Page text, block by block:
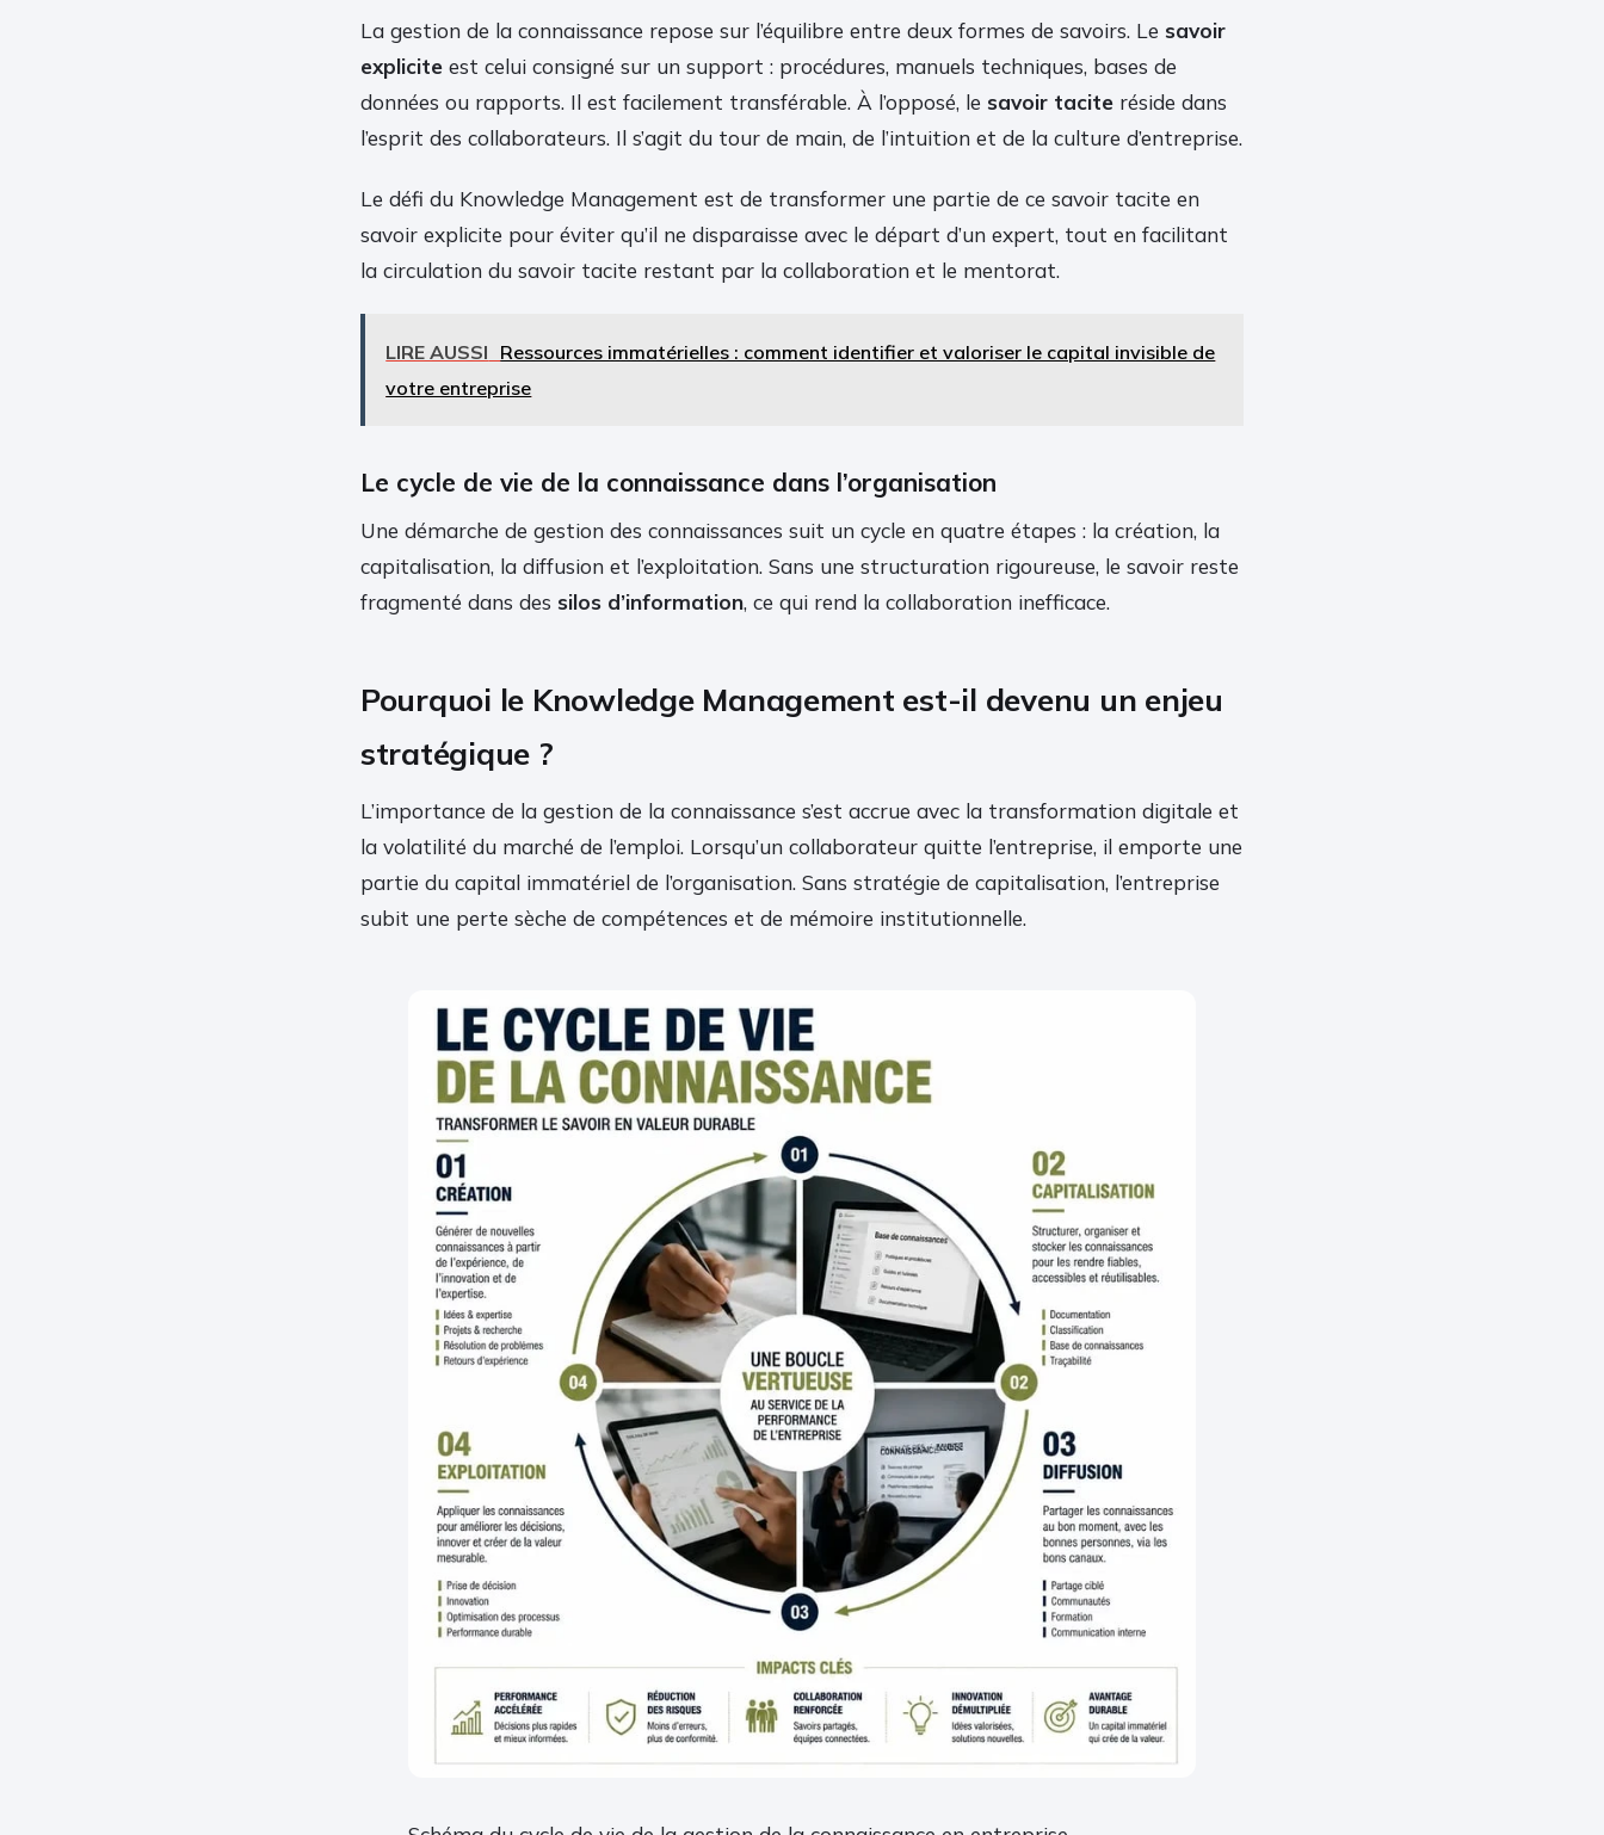
La gestion de la connaissance repose sur l’équilibre entre deux formes de savoirs. Le savoir
explicite est celui consigné sur un support : procédures, manuels techniques, bases de
données ou rapports. Il est facilement transférable. À l’opposé, le savoir tacite réside dans
l’esprit des collaborateurs. Il s’agit du tour de main, de l’intuition et de la culture d’entreprise.
Le défi du Knowledge Management est de transformer une partie de ce savoir tacite en
savoir explicite pour éviter qu’il ne disparaisse avec le départ d’un expert, tout en facilitant
la circulation du savoir tacite restant par la collaboration et le mentorat.
LIRE AUSSI Ressources immatérielles : comment identifier et valoriser le capital invisible de
votre entreprise
Le cycle de vie de la connaissance dans l’organisation
Une démarche de gestion des connaissances suit un cycle en quatre étapes : la création, la
capitalisation, la diffusion et l’exploitation. Sans une structuration rigoureuse, le savoir reste
fragmenté dans des silos d’information, ce qui rend la collaboration inefficace.
Pourquoi le Knowledge Management est-il devenu un enjeu
stratégique ?
L’importance de la gestion de la connaissance s’est accrue avec la transformation digitale et
la volatilité du marché de l’emploi. Lorsqu’un collaborateur quitte l’entreprise, il emporte une
partie du capital immatériel de l’organisation. Sans stratégie de capitalisation, l’entreprise
subit une perte sèche de compétences et de mémoire institutionnelle.